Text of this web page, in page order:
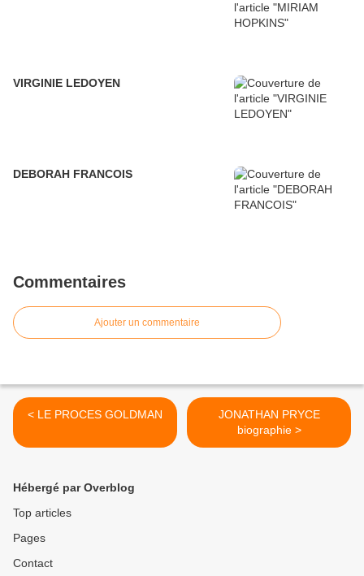
VIRGINIE LEDOYEN
DEBORAH FRANCOIS
Commentaires
Ajouter un commentaire
< LE PROCES GOLDMAN
JONATHAN PRYCE
biographie >
Hébergé par Overblog
Top articles
Pages
Contact